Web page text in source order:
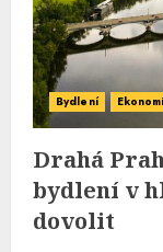
Bydlení
Drahá
bydlení v
dovolit